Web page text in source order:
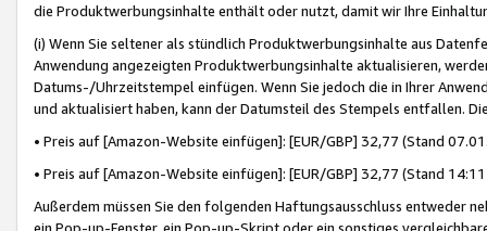
die Produktwerbungsinhalte enthält oder nutzt, damit wir Ihre
(i) Wenn Sie seltener als stündlich Produktwerbungsinhalte aus
Anwendung angezeigten Produktwerbungsinhalte aktualisieren,
Datums-/Uhrzeitstempel einfügen. Wenn Sie jedoch die in Ihrer
und aktualisiert haben, kann der Datumsteil des Stempels entfallen.
• Preis auf [Amazon-Website einfügen]: [EUR/GBP] 32,77 (Stand
• Preis auf [Amazon-Website einfügen]: [EUR/GBP] 32,77 (Stand
Außerdem müssen Sie den folgenden Haftungsausschluss entweder
ein Pop-up-Fenster, ein Pop-up-Skript oder ein sonstiges